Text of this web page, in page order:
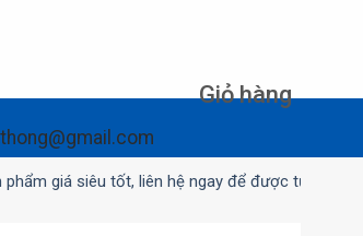
Giỏ hàng
siêu tốt, liên hệ ngay để được tư vấn